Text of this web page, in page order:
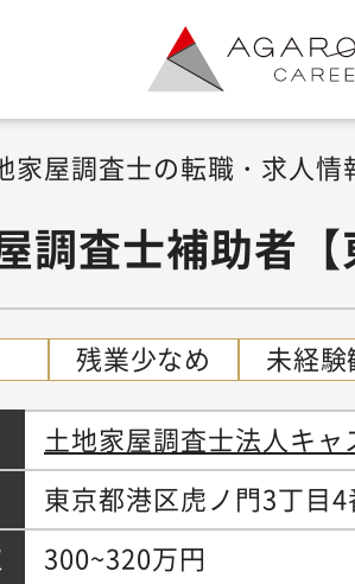
家屋調査士の転職・求人情
調査士補助者
残業少なめ 未経
土地家屋調査士法人キャ
東京都港区虎ノ門3丁目
300~320万円